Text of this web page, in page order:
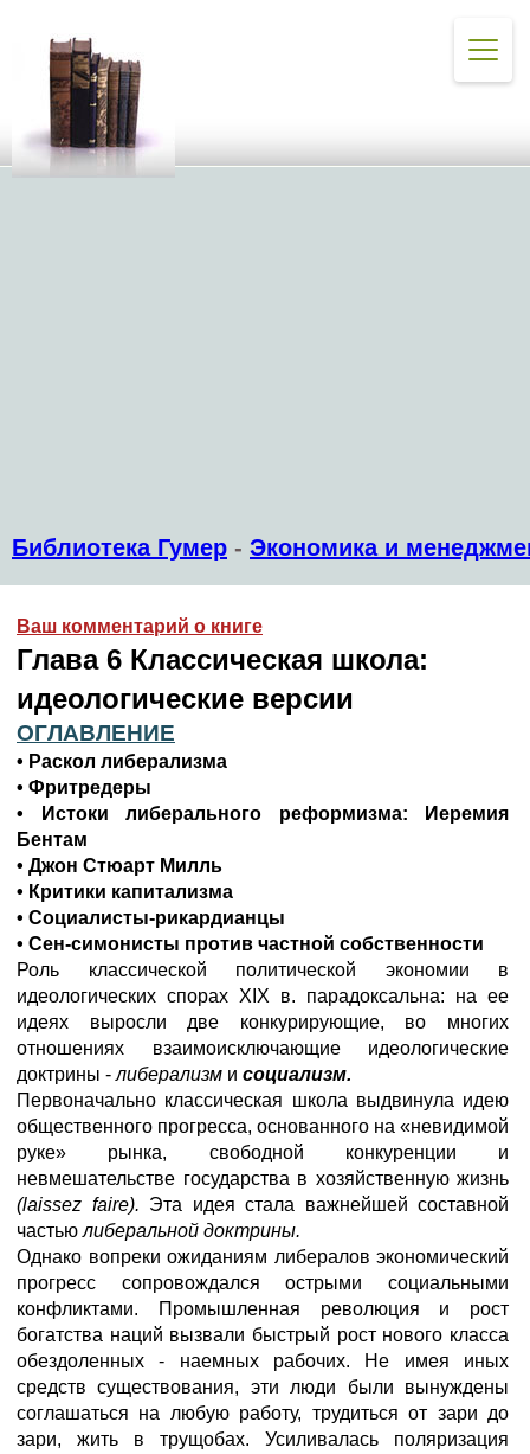
Библиотека Гумер - Экономика и
Ваш комментарий о книге
Глава 6 Классическая школа:
идеологические версии
ОГЛАВЛЕНИЕ
• Раскол либерализма
• Фритредеры
• Истоки либерального реформизма: Иеремия
Бентам
• Джон Стюарт Милль
• Критики капитализма
• Социалисты-рикардианцы
• Сен-симонисты против частной собственности
Роль классической политической экономии в
идеологических спорах XIX в. парадоксальна: на ее
идеях выросли две конкурирующие, во многих
отношениях взаимоисключающие идеологические
доктрины - либерализм и социализм.
Первоначально классическая школа выдвинула идею
общественного прогресса, основанного на «невидимой
руке» рынка, свободной конкуренции и
невмешательстве государства в хозяйственную жизнь
(laissez faire). Эта идея стала важнейшей составной
частью либеральной доктрины.
Однако вопреки ожиданиям либералов экономический
прогресс сопровождался острыми социальными
конфликтами. Промышленная революция и рост
богатства наций вызвали быстрый рост нового класса
обездоленных - наемных рабочих. Не имея иных
средств существования, эти люди были вынуждены
соглашаться на любую работу, трудиться от зари до
зари, жить в трущобах. Усиливалась поляризация